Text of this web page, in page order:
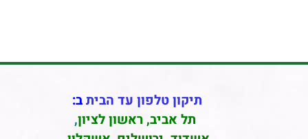
תיקון טלפון עד הביתב:
תל אביב, ראשון לציון,